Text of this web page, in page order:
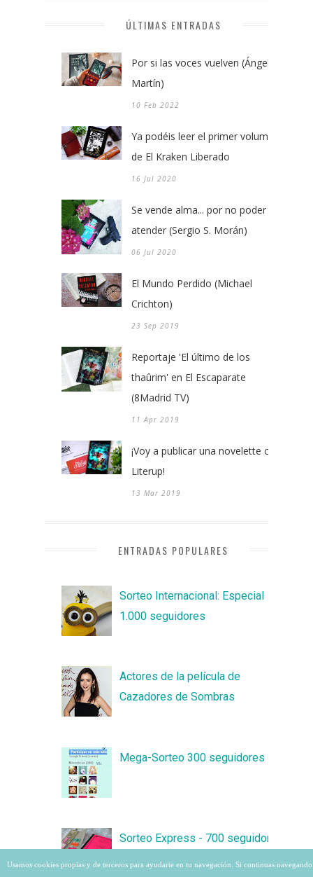
ÚLTIMAS ENTRADAS
Por si las voces vuelven (Ángel
Martín)
10 Feb 2022
Ya podéis leer el primer volumen
de El Kraken Liberado
16 Jul 2020
Se vende alma... por no poder
atender (Sergio S. Morán)
06 Jul 2020
El Mundo Perdido (Michael
Crichton)
23 Sep 2019
Reportaje 'El último de los
thaûrim' en El Escaparate
(8Madrid TV)
11 Apr 2019
¡Voy a publicar una novelette con
Literup!
13 Mar 2019
ENTRADAS POPULARES
Sorteo Internacional: Especial
1.000 seguidores
Actores de la película de
Cazadores de Sombras
Mega-Sorteo 300 seguidores
Sorteo Express - 700 seguidores
Usamos cookies propias y de terceros para ayudarte en tu navegación. Si continuas navegando